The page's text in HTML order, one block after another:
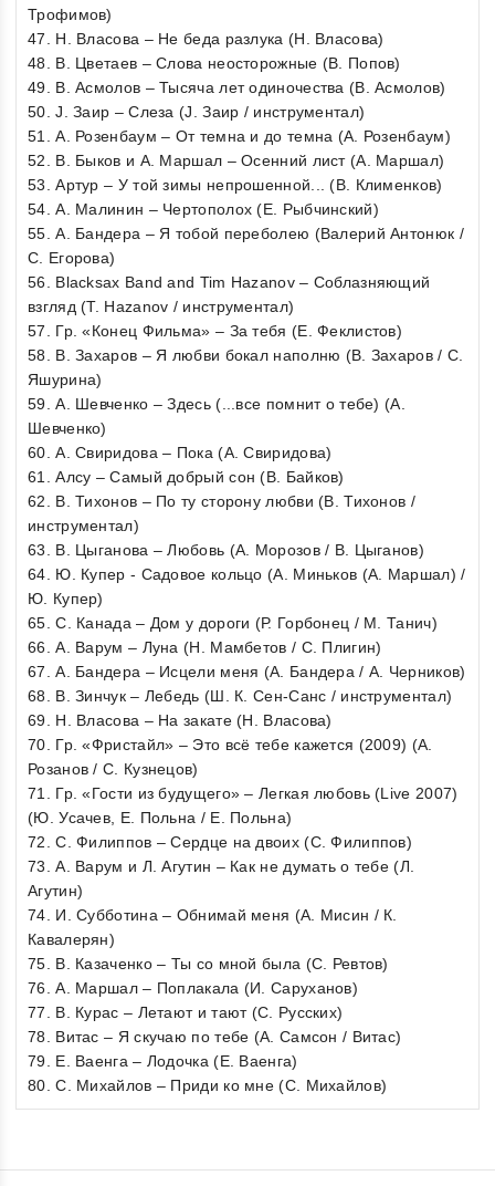
Трофимов)
47. Н. Власова – Не беда разлука (Н. Власова)
48. В. Цветаев – Слова неосторожные (В. Попов)
49. В. Асмолов – Тысяча лет одиночества (В. Асмолов)
50. J. Заир – Слеза (J. Заир / инструментал)
51. А. Розенбаум – От темна и до темна (А. Розенбаум)
52. В. Быков и А. Маршал – Осенний лист (А. Маршал)
53. Артур – У той зимы непрошенной... (В. Клименков)
54. А. Малинин – Чертополох (Е. Рыбчинский)
55. А. Бандера – Я тобой переболею (Валерий Антонюк /
С. Егорова)
56. Blacksax Band and Tim Hazanov – Соблазняющий
взгляд (T. Hazanov / инструментал)
57. Гр. «Конец Фильма» – За тебя (Е. Феклистов)
58. В. Захаров – Я любви бокал наполню (В. Захаров / С.
Яшурина)
59. А. Шевченко – Здесь (...все помнит о тебе) (А.
Шевченко)
60. А. Свиридова – Пока (А. Свиридова)
61. Алсу – Самый добрый сон (В. Байков)
62. В. Тихонов – По ту сторону любви (В. Тихонов /
инструментал)
63. В. Цыганова – Любовь (А. Морозов / В. Цыганов)
64. Ю. Купер - Садовое кольцо (А. Миньков (А. Маршал) /
Ю. Купер)
65. С. Канада – Дом у дороги (Р. Горбонец / М. Танич)
66. А. Варум – Луна (Н. Мамбетов / С. Плигин)
67. А. Бандера – Исцели меня (А. Бандера / А. Черников)
68. В. Зинчук – Лебедь (Ш. К. Сен-Санс / инструментал)
69. Н. Власова – На закате (Н. Власова)
70. Гр. «Фристайл» – Это всё тебе кажется (2009) (А.
Розанов / С. Кузнецов)
71. Гр. «Гости из будущего» – Легкая любовь (Live 2007)
(Ю. Усачев, Е. Польна / Е. Польна)
72. С. Филиппов – Сердце на двоих (С. Филиппов)
73. А. Варум и Л. Агутин – Как не думать о тебе (Л.
Агутин)
74. И. Субботина – Обнимай меня (А. Мисин / К.
Кавалерян)
75. В. Казаченко – Ты со мной была (С. Ревтов)
76. А. Маршал – Поплакала (И. Саруханов)
77. В. Курас – Летают и тают (С. Русских)
78. Витас – Я скучаю по тебе (А. Самсон / Витас)
79. Е. Ваенга – Лодочка (Е. Ваенга)
80. С. Михайлов – Приди ко мне (С. Михайлов)